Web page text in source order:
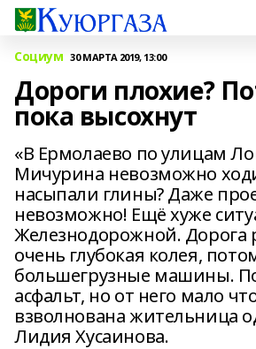
Социум 30 МАРТА 2019, 13:00
Дороги плохие?
пока высохнут
«В Ермолаево по улицам
Мичурина невозможно
насыпали глины? Даже
невозможно! Ещё хуже
Железнодорожной. Дорога
очень глубокая колея,
большегрузные машины.
асфальт, но от него мало
взволнована жительница
Лидия Хусаинова.